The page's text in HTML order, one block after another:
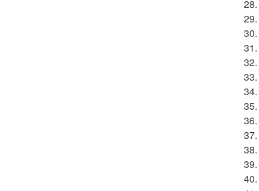
28.
29.
30.
31.
32.
33.
34.
35.
36.
37.
38.
39.
40.